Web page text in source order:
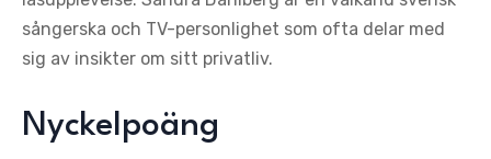
sångerska och TV-personlighet som ofta delar med
sig av insikter om sitt privatliv.
Nyckelpoäng